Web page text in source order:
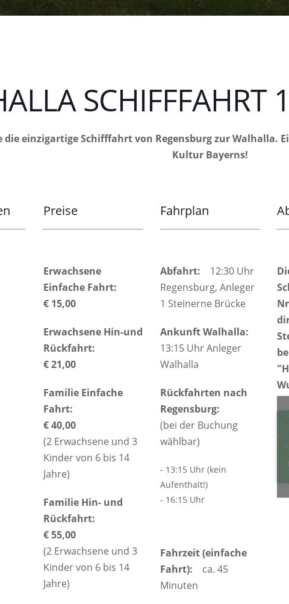
SCHIFFFAHRT
die einzigartige Schifffahrt von Regensburg zur Walhalla.
Kultur Bayerns!
Preise
Erwachsene
Einfache Fahrt:
€ 15,00
Erwachsene Hin-und
Rückfahrt:
€ 21,00
Familie Einfache
Fahrt:
€ 40,00
(2 Erwachsene und 3
Kinder von 6 bis 14
Jahre)
Familie Hin- und
Rückfahrt:
€ 55,00
(2 Erwachsene und 3
Kinder von 6 bis 14
Jahre)
Fahrplan
Abfahrt: 12:30 Uhr
Regensburg, Anleger
1 Steinerne Brücke
Ankunft Walhalla:
13:15 Uhr Anleger
Walhalla
Rückfahrten nach
Regensburg:
(bei der Buchung
wählbar)
- 13:15 Uhr (kein
Aufenthalt!)
- 16:15 Uhr
Fahrzeit (einfache
Fahrt):
ca. 45
Minuten